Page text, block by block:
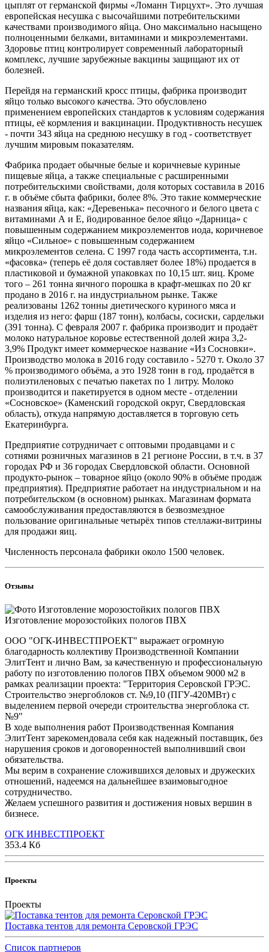
цыплят от германской фирмы «Ломанн Тирцухт». Это лучшая
европейская несушка с высочайшими потребительскими
качествами производимого яйца. Оно максимально насыщено
полноценными белками, витаминами и микроэлементами.
Здоровье птиц контролирует современный лабораторный
комплекс, лучшие зарубежные вакцины защищают их от
болезней.
Перейдя на германский кросс птицы, фабрика производит
яйцо только высокого качества. Это обусловлено
применением европейских стандартов к условиям содержания
птицы, её кормления и вакцинации. Продуктивность несушек
- почти 343 яйца на среднюю несушку в год - соответствует
лучшим мировым показателям.
Фабрика продает обычные белые и коричневые куриные
пищевые яйца, а также специальные с расширенными
потребительскими свойствами, доля которых составила в 2016
г. в объёме сбыта фабрики, более 8%. Это такие коммерческие
названия яйца, как: «Деревенька» песочного и белого цвета с
витаминами А и Е, йодированное белое яйцо «Дарница» c
повышенным содержанием микроэлементов иода, коричневое
яйцо «Сильное» с повышенным содержанием
микроэлементов селена. С 1997 года часть ассортимента, т.н.
«фасовка» (теперь её доля составляет более 18%) продается в
пластиковой и бумажной упаковках по 10,15 шт. яиц. Кроме
того – 261 тонна яичного порошка в крафт-мешках по 20 кг
продано в 2016 г. на индустриальном рынке. Также
реализованы 1262 тонны диетического куриного мяса и
изделия из него: фарш (187 тонн), колбасы, сосиски, сардельки
(391 тонна). С февраля 2007 г. фабрика производит и продаёт
молоко натуральное коровье естественной долей жира 3,2-
3,9% Продукт имеет коммерческое название «Из Сосновки».
Производство молока в 2016 году составило - 5270 т. Около 37
% производимого объёма, а это 1928 тонн в год, продаётся в
полиэтиленовых с печатью пакетах по 1 литру. Молоко
производится и пакетируется в одном месте - отделении
«Сосновское» (Каменский городской округ, Свердловская
область), откуда напрямую доставляется в торговую сеть
Екатеринбурга.
Предприятие сотрудничает с оптовыми продавцами и с
сотнями розничных магазинов в 21 регионе России, в т.ч. в 37
городах РФ и 36 городах Свердловской области. Основной
продукто-рынок – товарное яйцо (около 90% в объёме продаж
предприятия). Предприятие работает на индустриальном и на
потребительском (в основном) рынках. Магазинам формата
самообслуживания предоставляются в безвозмездное
пользование оригинальные четырёх типов стеллажи-витрины
для продажи яиц.
Численность персонала фабрики около 1500 человек.
Отзывы
Изготовление морозостойких пологов ПВХ
ООО "ОГК-ИНВЕСТПРОЕКТ" выражает огромную
благодарность коллективу Производственной Компании
ЭлитТент и лично Вам, за качественную и профессиональную
работу по изготовлению пологов ПВХ объемом 9000 м2 в
рамках реализации проекта: "Территория Серовской ГРЭС.
Строительство энергоблоков ст. №9,10 (ПГУ-420МВт) с
выделением первой очереди строительства энергоблока ст.
№9"
В ходе выполнения работ Производственная Компания
ЭлитТент зарекомендовала себя как надежный поставщик, без
нарушения сроков и договоренностей выполнивший свои
обязательства.
Мы верим в сохранение сложившихся деловых и дружеских
отношений, надеемся на дальнейшее взаимовыгодное
сотрудничество.
Желаем успешного развития и достижения новых вершин в
бизнесе.
ОГК ИНВЕСТПРОЕКТ
353.4 Кб
Проекты
Проекты
Поставка тентов для ремонта Серовской ГРЭС
Список партнеров